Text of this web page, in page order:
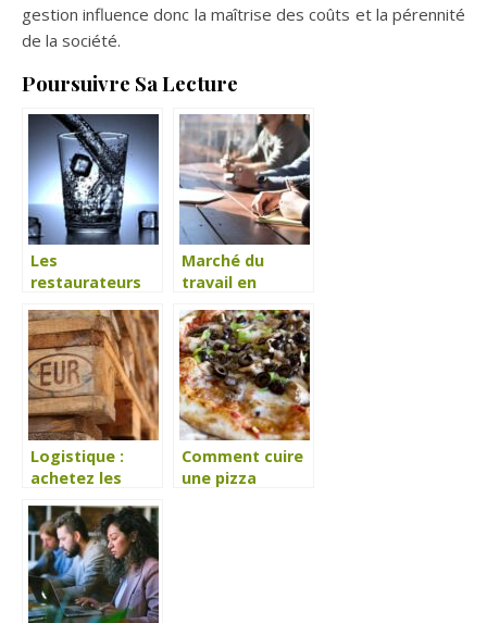
gestion influence donc la maîtrise des coûts et la pérennité
de la société.
Poursuivre Sa Lecture
Les
restaurateurs
d’une machine à
glaçons
professionnelle
Marché du
travail en
le paysage
actuel ?
Logistique :
achetez les
Comment cuire
une pizza